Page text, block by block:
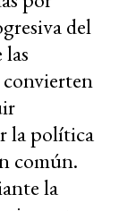
del
convierten
la política
común.
la